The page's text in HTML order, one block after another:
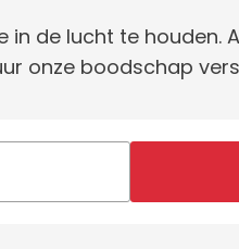
de lucht te houden.
onze boodschap